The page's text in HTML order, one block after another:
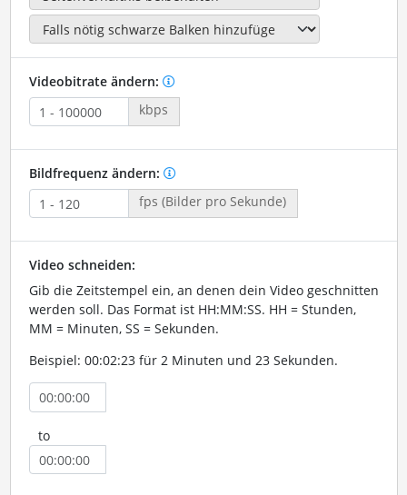
Videobitrate ändern:
kbps
Bildfrequenz ändern:
fps (Bilder pro Sekunde)
Video schneiden:
Gib die Zeitstempel ein, an denen dein Video geschnitten
werden soll. Das Format ist HH:MM:SS. HH = Stunden,
MM = Minuten, SS = Sekunden.
Beispiel: 00:02:23 für 2 Minuten und 23 Sekunden.
to